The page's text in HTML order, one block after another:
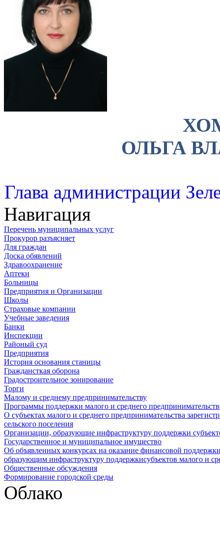
ОЛЬГА
Глава администрации
Навигация
Перечень муниципальных услуг
Прокурор разъясняет
Для граждан
Доска обявлений
Здравоохранение
Аптеки
Больницы
Предприятия и Организации
Школы
Страховые компании
Учебные заведения
Банки
Инспекции
Районый суд
Предприятия
История основания станицы
Граждансткая оборона
Градостроительное зонирование
Торги
Малому и среднему предпринимательству
Программы поддержки малого и среднего
О субъектах малого и среднего предпринимательства
сельского поселения
Организации, образующие инфраструктуру поддержки
Государственное и муниципальное имущество
Об объявленных конкурсах на оказание финансовой
образующим инфраструктуру поддержкисубъектов малого и
Общественные обсуждения
Формирование городской среды
Облако